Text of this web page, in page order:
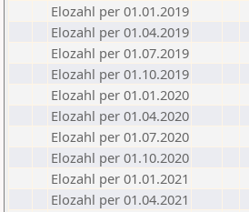
Elozahl per 01.01.2019
Elozahl per 01.04.2019
Elozahl per 01.07.2019
Elozahl per 01.10.2019
Elozahl per 01.01.2020
Elozahl per 01.04.2020
Elozahl per 01.07.2020
Elozahl per 01.10.2020
Elozahl per 01.01.2021
Elozahl per 01.04.2021